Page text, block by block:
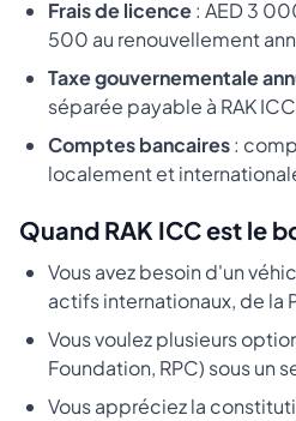
Frais de licence: AED 3
500 au renouvellement
Taxe gouvernementale
séparée payable à RAK ICC
Comptes bancaires:
localement et
Quand RAK ICC est le
Vous avez besoin d'un
actifs internationaux, de la
Vous voulez plusieurs
Foundation, RPC) sous un
Vous appréciez la